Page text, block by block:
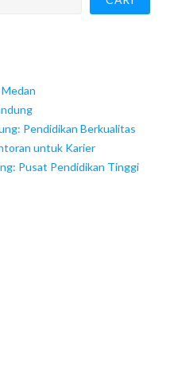
Pendidikan Berkualitas
untuk Karier
Pusat Pendidikan Tinggi